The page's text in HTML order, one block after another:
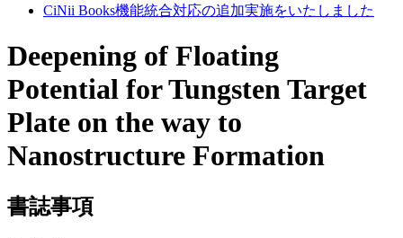
CiNii Books機能統合対応の追加実施をいたしました
Deepening of Floating
Potential for Tungsten Target
Plate on the way to
Nanostructure Formation
書誌事項